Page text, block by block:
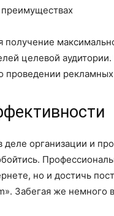
целевой
проведении
деле организации и
но и достичь
Забегая же немного